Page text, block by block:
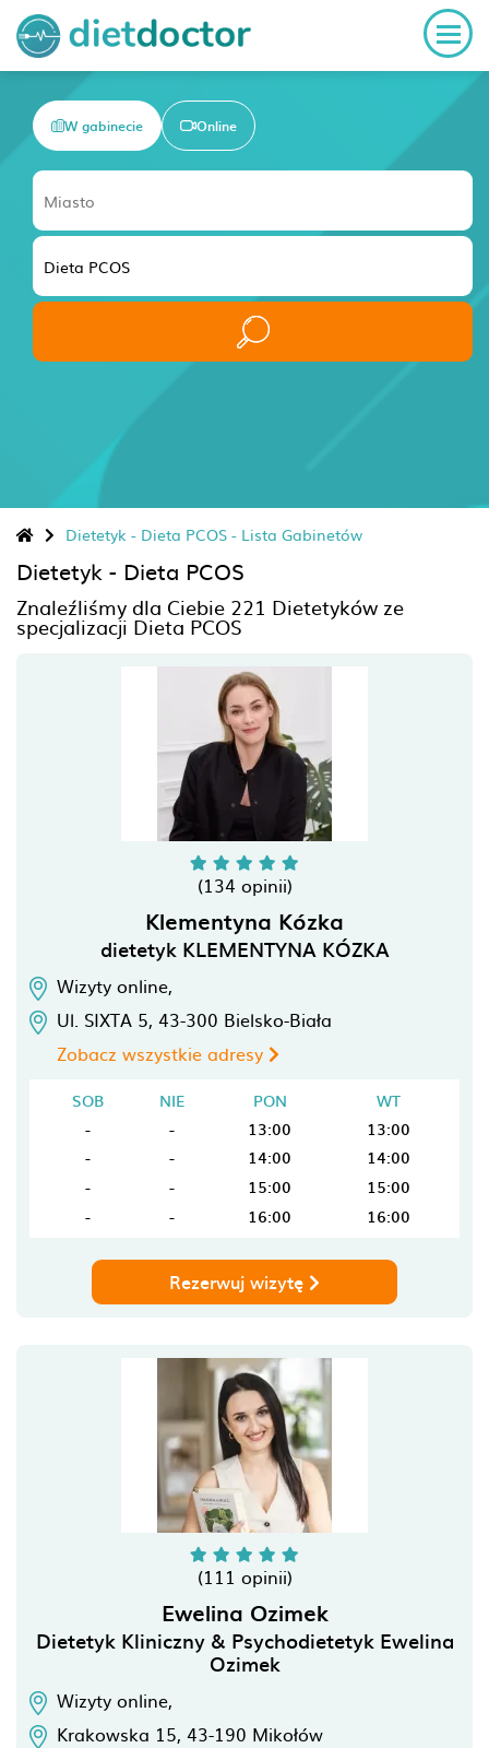
W gabinecie Online
Dietetyk - Dieta PCOS - Lista Gabinetów
Dietetyk - Dieta PCOS
Znaleźliśmy dla Ciebie 221 Dietetyków ze
specjalizacji Dieta PCOS
(134 opinii)
Klementyna Kózka
dietetyk KLEMENTYNA KÓZKA
Wizyty online,
Ul. SIXTA 5, 43-300 Bielsko-Biała
Zobacz wszystkie adresy
SOB NIE PON
WT
-
- 13:00
13:00
-
- 14:00
14:00
-
- 15:00
15:00
-
- 16:00 16:00
Rezerwuj wizytę
(111 opinii)
Ewelina Ozimek
Dietetyk Kliniczny & Psychodietetyk Ewelina
Ozimek
Wizyty online,
Krakowska 15, 43-190 Mikołów